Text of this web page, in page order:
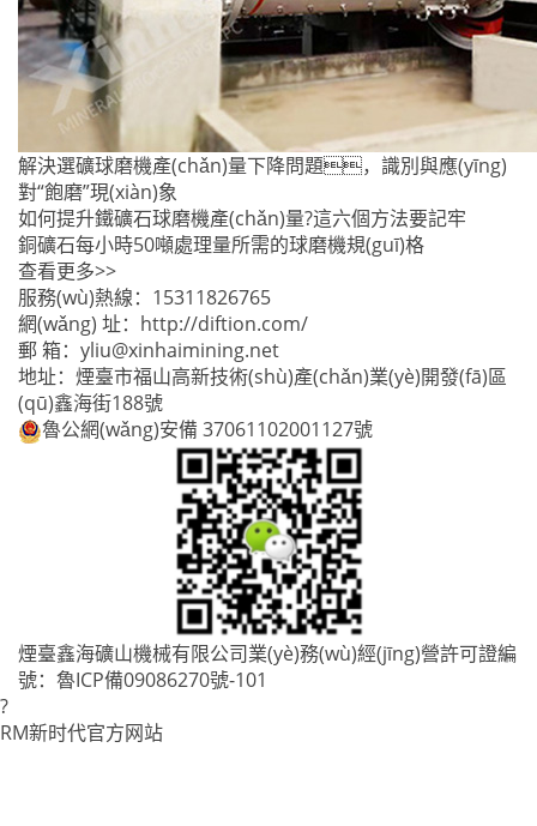
解決選礦球磨機產(chǎn)量下降問題，識別與應(yīng)
對“飽磨”現(xiàn)象
如何提升鐵礦石球磨機產(chǎn)量?這六個方法要記牢
銅礦石每小時50噸處理量所需的球磨機規(guī)格
查看更多>>
服務(wù)熱線： 15311826765
網(wǎng) 址： http://diftion.com/
郵 箱： yliu@xinhaimining.net
地址：煙臺市福山高新技術(shù)產(chǎn)業(yè)開發(fā)區
(qū)鑫海街188號
魯公網(wǎng)安備 37061102001127號
煙臺鑫海礦山機械有限公司業(yè)務(wù)經(jīng)營許可證編
號： 魯ICP備09086270號-101
?
RM新时代官方网站